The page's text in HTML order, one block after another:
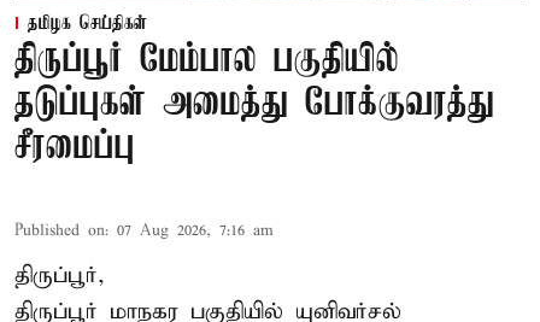
தமிழக செய்திகள்
திருப்பூர் மேம்பால பகுதியில்
தடுப்புகள் அமைத்து போக்குவரத்து
சீரமைப்பு
Published on: 07 Aug 2026, 7:16 am
திருப்பூர்,
திருப்பூர் மாநகர பகுதியில் யுனிவர்சல்